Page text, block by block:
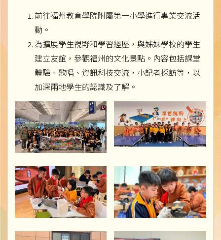
前往福州教育學院附屬第一小學進行專業交流活
動。
為擴展學生視野和學習經歷，與姊妹學校的學生
建立友誼，參觀福州的文化景點。內容包括課堂
體驗、歌唱、資訊科技交流，小記者採訪等，以
加深兩地學生的認識及了解。